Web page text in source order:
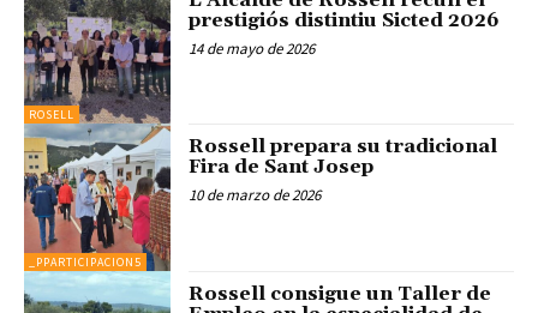
ROSELL
prestigiós distintiu Sicted 2026
14 de mayo de 2026
_PPARTICIPACION5
Rossell prepara su tradicional
Fira de Sant Josep
10 de marzo de 2026
Rossell consigue un Taller de